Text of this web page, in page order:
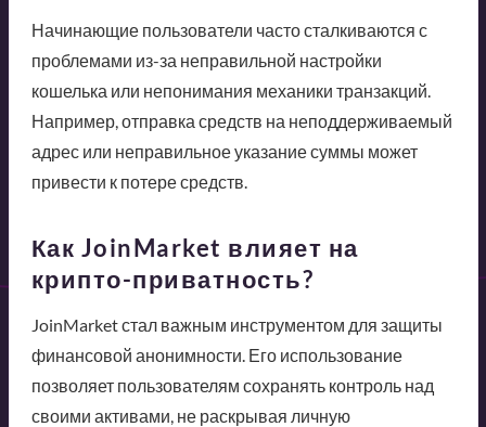
Начинающие пользователи часто сталкиваются с
проблемами из-за неправильной настройки
кошелька или непонимания механики транзакций.
Например, отправка средств на неподдерживаемый
адрес или неправильное указание суммы может
привести к потере средств.
Как JoinMarket влияет на
крипто-приватность?
JoinMarket стал важным инструментом для защиты
финансовой анонимности. Его использование
позволяет пользователям сохранять контроль над
своими активами, не раскрывая личную